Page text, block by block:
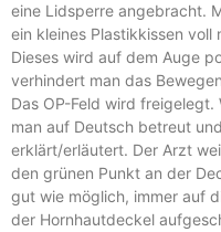
eine Lidsperre angebracht.
ein kleines Plastikkissen
Dieses wird auf dem Auge
verhindert man das
Das OP-Feld wird
man auf Deutsch betreut
erklärt/erläutert. Der Arzt
den grünen Punkt an der
gut wie möglich, immer auf
der Hornhautdeckel